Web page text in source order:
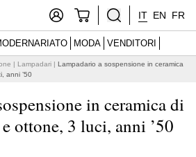
IT EN FR
MODA VENDITORI
| Lampadari | Lampadario a sospensione in ceramica
anni ’50
in ceramica di
ottone, 3 luci, anni ’50